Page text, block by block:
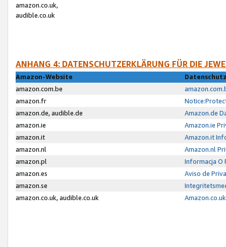
amazon.co.uk,
audible.co.uk
ANHANG 4: DATENSCHUTZERKLÄRUNG FÜR DIE
Amazon-Website
amazon.com.be
amazon.fr
amazon.de, audible.de
Amazon.de
amazon.ie
Amazon.ie
amazon.it
Amazon.it
amazon.nl
Amazon.nl
amazon.pl
Informacja O
amazon.es
Aviso de
amazon.se
amazon.co.uk, audible.co.uk